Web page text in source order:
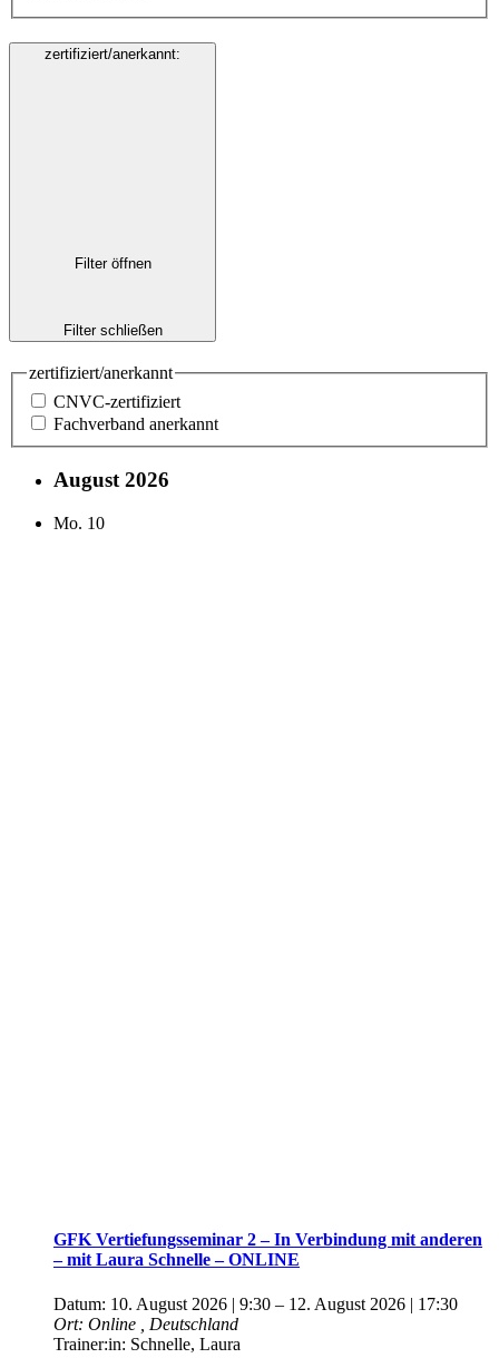
zertifiziert/anerkannt:
Filter öffnen
Filter schließen
zertifiziert/anerkannt
CNVC-zertifiziert
Fachverband anerkannt
August 2026
Mo. 10
GFK Vertiefungsseminar 2 – In Verbindung mit anderen
– mit Laura Schnelle – ONLINE
Datum: 10. August 2026 | 9:30 – 12. August 2026 | 17:30
Ort: Online
, Deutschland
Trainer:in: Schnelle, Laura